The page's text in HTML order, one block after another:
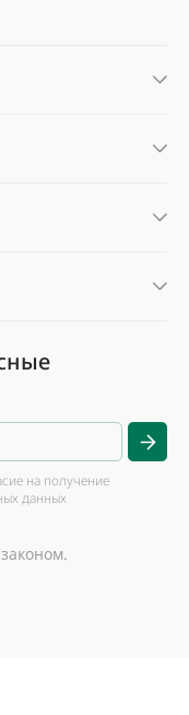
на получение
данных